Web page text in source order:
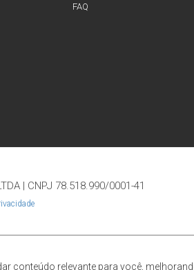
conteúdo relevante para você,
FAQ
| CNPJ 78.518.990/0001-41